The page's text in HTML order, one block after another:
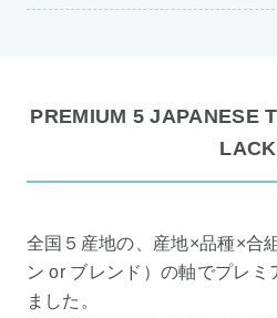
PREMIUM 5 JAPANESE
LACK
全国５産地の、産地×品種×合
ン or ブレンド）の軸でプレ
ました。